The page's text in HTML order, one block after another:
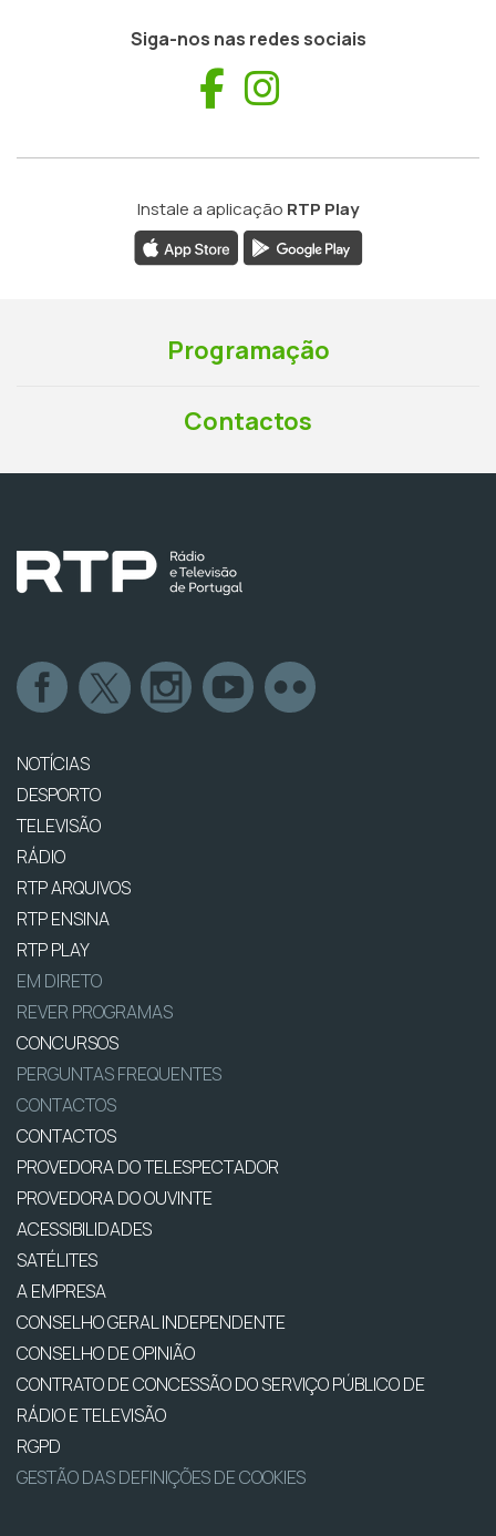
Siga-nos nas redes sociais
Facebook
Instale a aplicação RTP Play
Programação
Contactos
NOTÍCIAS
DESPORTO
TELEVISÃO
RÁDIO
RTP ARQUIVOS
RTP ENSINA
RTP PLAY
EM DIRETO
REVER PROGRAMAS
CONCURSOS
PERGUNTAS FREQUENTES
CONTACTOS
CONTACTOS
PROVEDORA DO TELESPECTADOR
PROVEDORA DO OUVINTE
ACESSIBILIDADES
SATÉLITES
A EMPRESA
CONSELHO GERAL INDEPENDENTE
CONSELHO DE OPINIÃO
CONTRATO DE CONCESSÃO DO SERVIÇO PÚBLICO DE
RÁDIO E TELEVISÃO
RGPD
GESTÃO DAS DEFINIÇÕES DE COOKIES